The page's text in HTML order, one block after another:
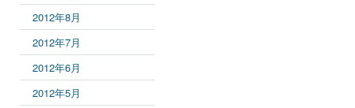
2012年8月
2012年7月
2012年6月
2012年5月